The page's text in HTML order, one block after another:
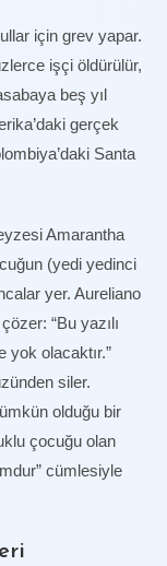
için grev yapar.
işçi öldürülür,
beş yıl
gerçek
Santa
Amarantha
(yedi yedinci
yer. Aureliano
“Bu yazılı
yok olacaktır.”
siler.
olduğu bir
çocuğu olan
cümlesiyle